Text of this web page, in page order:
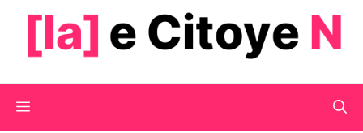
contenu
Menu